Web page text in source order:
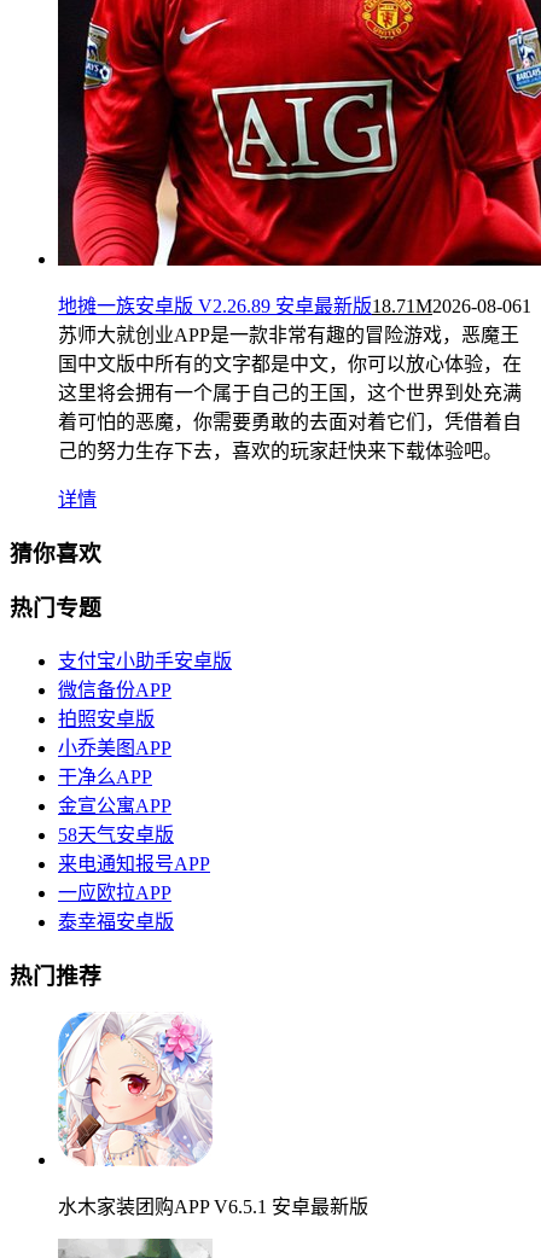
地摊一族安卓版 V2.26.89 安卓最新版18.71M2026-08-061
苏师大就创业APP是一款非常有趣的冒险游戏，恶魔王
国中文版中所有的文字都是中文，你可以放心体验，在
这里将会拥有一个属于自己的王国，这个世界到处充满
着可怕的恶魔，你需要勇敢的去面对着它们，凭借着自
己的努力生存下去，喜欢的玩家赶快来下载体验吧。
详情
猜你喜欢
热门专题
支付宝小助手安卓版
微信备份APP
拍照安卓版
小乔美图APP
干净么APP
金宣公寓APP
58天气安卓版
来电通知报号APP
一应欧拉APP
泰幸福安卓版
热门推荐
水木家装团购APP V6.5.1 安卓最新版